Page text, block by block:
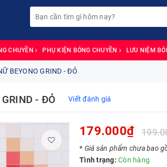
CHUYỀN PHỤ KIỆN BÓNG CHUYỀN LƯU NIỆM
BEYONO GRIND - ĐỎ
- ĐỎ Viết đánh giá
179.000₫
* Giá sản phẩm chưa bao
Tình trạng: Còn hàng